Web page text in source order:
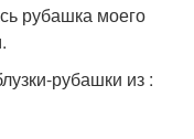
рубашка моего
рубашки из :